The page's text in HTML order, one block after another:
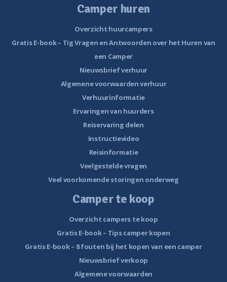
Camper huren
Overzicht huurcampers
Gratis E-book – Tig Vragen en Antwoorden over het Huren van
een Camper
Nieuwsbrief verhuur
Algemene voorwaarden verhuur
Verhuurinformatie
Ervaringen van huurders
Reiservaring delen
Instructievideo
Reisinformatie
Veelgestelde vragen
Veel voorkomende storingen onderweg
Camper te koop
Overzicht campers te koop
Gratis E-book – Tips camper kopen
Gratis E-book – 8 fouten bij het kopen van een camper
Nieuwsbrief verkoop
Algemene voorwaarden